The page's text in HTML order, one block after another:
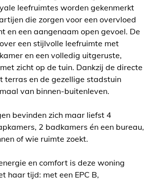
leefruimtes worden gekenmerkt
die zorgen voor een overvloed
en een aangenaam open gevoel. De
een stijlvolle leefruimte met
en een volledig uitgeruste,
zicht op de tuin. Dankzij de directe
terras en de gezellige stadstuin
van binnen-buitenleven.
bevinden zich maar liefst 4
2 badkamers én een bureau,
of wie ruimte zoekt.
en comfort is deze woning
haar tijd: met een EPC B,